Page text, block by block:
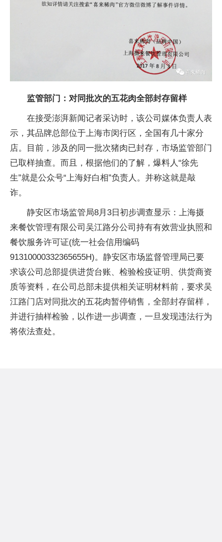
监管部门：对同批次的五花肉全部封存留样
在接受澎湃新闻记者采访时，该公司媒体负责人表
示，其品牌总部位于上海市闵行区，全国有几十家分
店。目前，涉及的同一批次猪肉已封存，市场监管部门
已取样抽查。而且，根据他们的了解，爆料人“徐先
生”就是公众号“上海好白相”负责人。并称这就是敲
诈。
静安区市场监管局8月3日初步调查显示：上海摄
来餐饮管理有限公司吴江路分公司持有有效营业执照和
餐饮服务许可证(统一社会信用编码
91310000332365655H)。静安区市场监督管理局已要
求该公司总部提供进货台账、检验检疫证明、供货商资
质等资料，在公司总部未提供相关证明材料前，要求吴
江路门店对同批次的五花肉暂停销售，全部封存留样，
并进行抽样检验，以作进一步调查，一旦发现违法行为
将依法查处。